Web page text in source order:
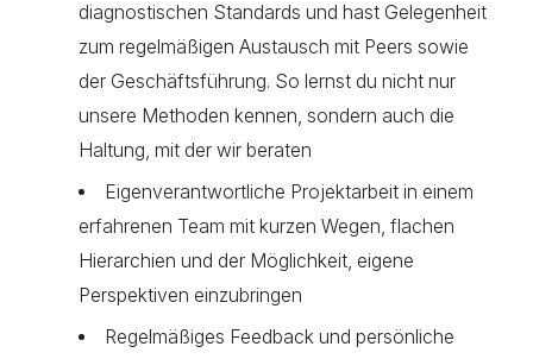
diagnostischen Standards und hast Gelegenheit
zum regelmäßigen Austausch mit Peers sowie
der Geschäftsführung. So lernst du nicht nur
unsere Methoden kennen, sondern auch die
Haltung, mit der wir beraten
Eigenverantwortliche Projektarbeit in einem
erfahrenen Team mit kurzen Wegen, flachen
Hierarchien und der Möglichkeit, eigene
Perspektiven einzubringen
Regelmäßiges Feedback und persönliche